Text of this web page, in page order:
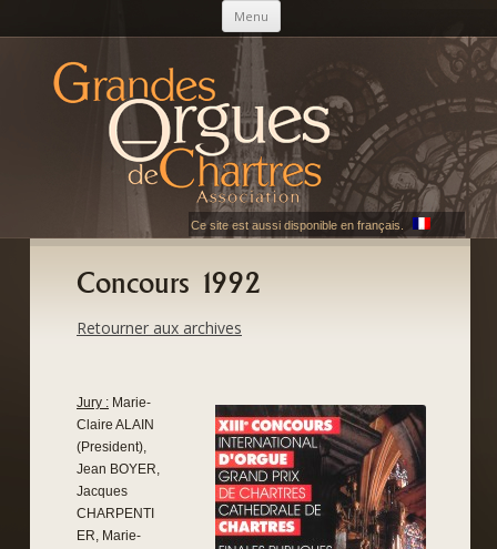
Menu Skip to content
AGOC
Les Grandes Orgues de Chartres
Ce site est aussi disponible en français.
Concours 1992
Retourner aux archives
Jury : Marie-
Claire ALAIN
(President),
Jean BOYER,
Jacques
CHARPENTI
ER, Marie-